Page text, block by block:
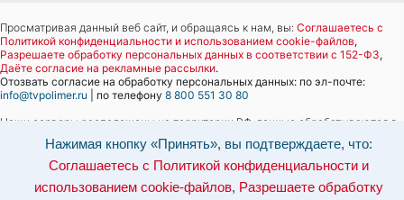
Нажимая кнопку «Принять», вы подтверждаете, что:
Соглашаетесь с Политикой конфиденциальности и
использованием cookie-файлов, Разрешаете обработку
Просматривая данный веб сайт, и обращаясь к нам, вы: Соглашаетесь с
Политикой конфиденциальности и использованием cookie-файлов,
Разрешаете обработку персональных данных в соответствии с 152-ФЗ,
Даёте согласие на рекламные рассылки.
Отозвать согласие на обработку персональных данных: по эл-почте:
info@tvpolimer.ru | по телефону 8 800 551 30 80
Наши серверы расположены на территории РФ, данные обрабатываются в
соответствии с российским законодательством.
хостинге.
Сайт носит исключительно информационный характер и не является
публичной офертой (ст. 437 ГК РФ). Для уточнения стоимости, условий